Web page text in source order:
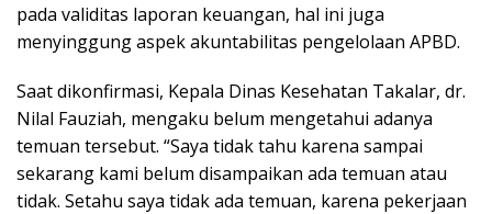
pada validitas laporan keuangan, hal ini juga
menyinggung aspek akuntabilitas pengelolaan APBD.
Saat dikonfirmasi, Kepala Dinas Kesehatan Takalar, dr.
Nilal Fauziah, mengaku belum mengetahui adanya
temuan tersebut. “Saya tidak tahu karena sampai
sekarang kami belum disampaikan ada temuan atau
tidak. Setahu saya tidak ada temuan, karena pekerjaan